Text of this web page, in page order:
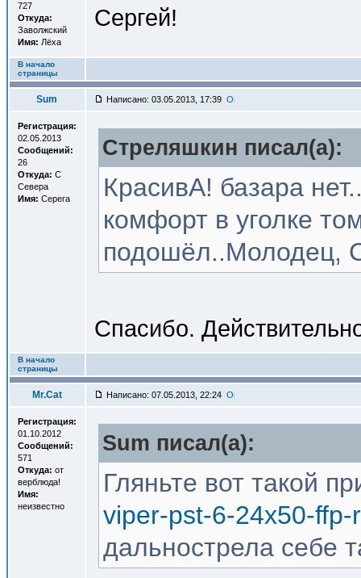
727
Откуда:
Заволжский
Имя: Лёха
Сергей!
В начало
страницы
Sum Написано: 03.05.2013, 17:39
Регистрация:
02.05.2013
Сообщений:
26
Откуда: С
Севера
Имя: Серега
Стреляшкин писал(a):
КрасивА! базара
комфорт в уголке
подошёл..Молодец,
Спасибо.
В начало
страницы
Mr.Cat Написано: 07.05.2013, 22:24
Регистрация:
01.10.2012
Сообщений:
571
Откуда: от
верблюда!
Имя:
неизвестно
Sum писал(a):
Гляньте вот такой
viper-pst-6-24x50-
дальнострела себе